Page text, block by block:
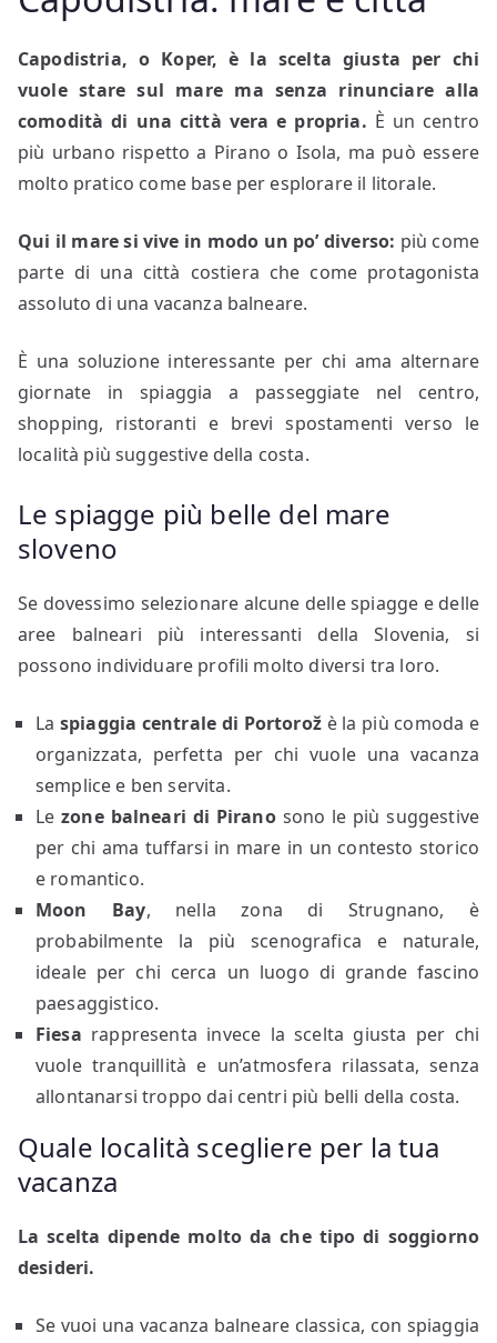
Capodistria, o Koper, è la scelta giusta per chi
vuole stare sul mare ma senza rinunciare alla
comodità di una città vera e propria. È un centro
più urbano rispetto a Pirano o Isola, ma può essere
molto pratico come base per esplorare il litorale.
Qui il mare si vive in modo un po’ diverso: più come
parte di una città costiera che come protagonista
assoluto di una vacanza balneare.
È una soluzione interessante per chi ama alternare
giornate in spiaggia a passeggiate nel centro,
shopping, ristoranti e brevi spostamenti verso le
località più suggestive della costa.
Le spiagge più belle del mare
sloveno
Se dovessimo selezionare alcune delle spiagge e delle
aree balneari più interessanti della Slovenia, si
possono individuare profili molto diversi tra loro.
La spiaggia centrale di Portorožè la più comoda e
organizzata, perfetta per chi vuole una vacanza
semplice e ben servita.
Lezone balneari di Piranosono le più suggestive
per chi ama tuffarsi in mare in un contesto storico
e romantico.
Moon Bay, nella zona di Strugnano, è
probabilmente la più scenografica e naturale,
ideale per chi cerca un luogo di grande fascino
paesaggistico.
Fiesa rappresenta invece la scelta giusta per chi
vuole tranquillità e un’atmosfera rilassata, senza
allontanarsi troppo dai centri più belli della costa.
Quale località scegliere per la tua
vacanza
La scelta dipende molto da che tipo di soggiorno
desideri.
Se vuoi una vacanza balneare classica, con spiaggia